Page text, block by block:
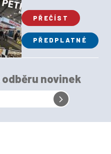
PŘEČÍST
PŘEDPLATNÉ
novinek